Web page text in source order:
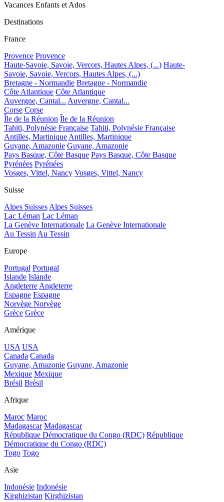
Vacances Enfants et Ados
Destinations
France
Provence Provence
Haute-Savoie, Savoie, Vercors, Hautes Alpes, (...) Haute-
Savoie, Savoie, Vercors, Hautes Alpes, (...)
Bretagne - Normandie Bretagne - Normandie
Côte Atlantique Côte Atlantique
Auvergne, Cantal... Auvergne, Cantal...
Corse Corse
Île de la Réunion Île de la Réunion
Tahiti, Polynésie Française Tahiti, Polynésie Française
Antilles, Martinique Antilles, Martinique
Guyane, Amazonie Guyane, Amazonie
Pays Basque, Côte Basque Pays Basque, Côte Basque
Pyrénées Pyrénées
Vosges, Vittel, Nancy Vosges, Vittel, Nancy
Suisse
Alpes Suisses Alpes Suisses
Lac Léman Lac Léman
La Genève Internationale La Genève Internationale
Au Tessin Au Tessin
Europe
Portugal Portugal
Islande Islande
Angleterre Angleterre
Espagne Espagne
Norvège Norvège
Grèce Grèce
Amérique
USA USA
Canada Canada
Guyane, Amazonie Guyane, Amazonie
Mexique Mexique
Brésil Brésil
Afrique
Maroc Maroc
Madagascar Madagascar
République Démocratique du Congo (RDC) République
Démocratique du Congo (RDC)
Togo Togo
Asie
Indonésie Indonésie
Kirghizistan Kirghizistan